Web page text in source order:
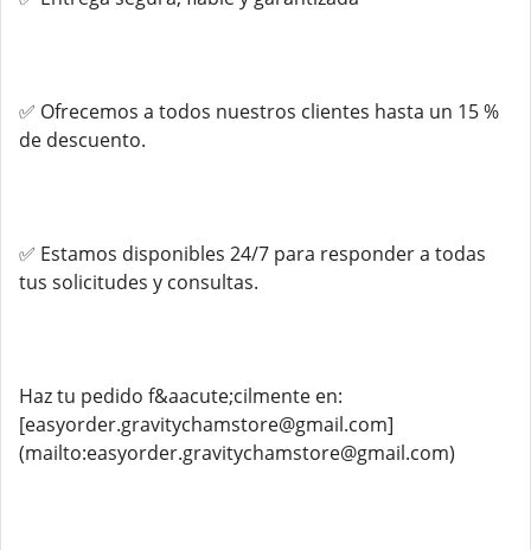
✅ Ofrecemos a todos nuestros clientes hasta un 15 %
de descuento.
✅ Estamos disponibles 24/7 para responder a todas
tus solicitudes y consultas.
Haz tu pedido f&aacute;cilmente en:
[easyorder.gravitychamstore@gmail.com]
(mailto:easyorder.gravitychamstore@gmail.com)